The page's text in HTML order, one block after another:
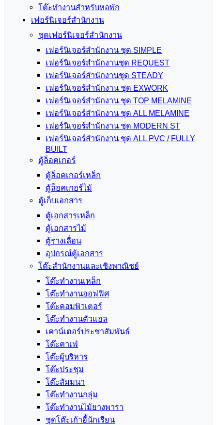
โต๊ะทำงานสำหรับหอพัก
เฟอร์นิเจอร์สำนักงาน
ชุดเฟอร์นิเจอร์สำนักงาน
เฟอร์นิเจอร์สำนักงาน ชุด SIMPLE
เฟอร์นิเจอร์สำนักงานชุด REQUEST
เฟอร์นิเจอร์สำนักงานชุด STEADY
เฟอร์นิเจอร์สำนักงาน ชุด EXWORK
เฟอร์นิเจอร์สำนักงาน ชุด TOP MELAMINE
เฟอร์นิเจอร์สำนักงาน ชุด ALL MELAMINE
เฟอร์นิเจอร์สำนักงาน ชุด MODERN ST
เฟอร์นิเจอร์สำนักงาน ชุด ALL PVC / FULLY
BUILT
ตู้ล็อคเกอร์
ตู้ล็อคเกอร์เหล็ก
ตู้ล็อคเกอร์ไม้
ตู้เก็บเอกสาร
ตู้เอกสารเหล็ก
ตู้เอกสารไม้
ตู้รางเลื่อน
อุปกรณ์ตู้เอกสาร
โต๊ะสำนักงานและเชิงพาณิชย์
โต๊ะทำงานเหล็ก
โต๊ะทำงานออฟฟิศ
โต๊ะคอมพิวเตอร์
โต๊ะทำงานตัวแอล
เคาน์เตอร์ประชาสัมพันธ์
โต๊ะคาเฟ่
โต๊ะผู้บริหาร
โต๊ะประชุม
โต๊ะสัมมนา
โต๊ะทำงานกลุ่ม
โต๊ะทำงานไม้ยางพารา
ชุดโต๊ะเก้าอี้นักเรียน